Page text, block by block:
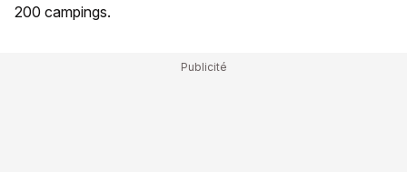
200 campings.